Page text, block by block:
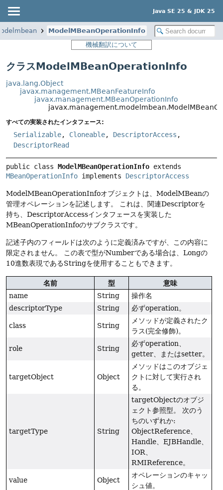
Java SE 25 & JDK 25
ModelMBeanOperationInfo
機械翻訳について
クラスModelMBeanOperationInfo
java.lang.Object
javax.management.MBeanFeatureInfo
javax.management.MBeanOperationInfo
すべての実装されたインタフェース:
Serializable, Cloneable, DescriptorAccess ,
DescriptorRead
public class ModelMBeanOperationInfo
MBeanOperationInfo implements DescriptorAccess
ModelMBeanOperationInfoオブジェクトは、ModelMBeanの
管理オペレーションを記述します。
これは、関連Descriptorを
持ち、DescriptorAccessインタフェースを実装した
MBeanOperationInfoのサブクラスです。
記述子内のフィールドは次のように定義済みですが、この内容に
限定されません。
この表で型がNumberである場合は、Longの
10進数表現であるStringを使用することもできます。
名前 型 意味
name String
操作名
descriptorType
String 必ずoperation。
class String
メソッドが定義されたク
ラス(完全修飾)。
role String
必ずoperation、
getter、またはsetter。
targetObject Object
メソッドはこのオブジェ
クトに対して実行され
る。
targetType String
targetObjectのオブジ
ェクト参照型。
次のう
ちのいずれか:
ObjectReference、
Handle、EJBHandle、
IOR、
RMIReference。
value Object
オペレーションのキャッ
シュ値。